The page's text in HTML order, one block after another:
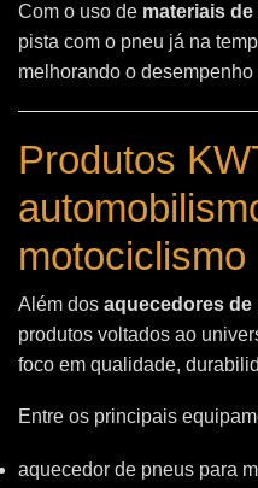
Com o uso de materiais
pista com o pneu já na
melhorando o
Produtos
motociclismo
Além dos aquecedores de
produtos voltados ao
foco em qualidade,
Entre os principais
aquecedor de pneus para